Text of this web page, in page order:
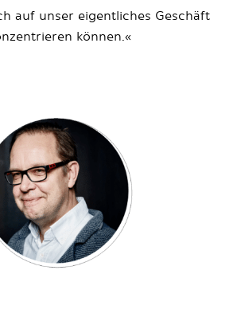
auf unser eigentliches Geschäft
können.«